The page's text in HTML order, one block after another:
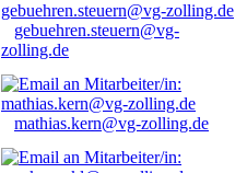
gebuehren.steuern@vg-
zolling.de
mathias.kern@vg-zolling.de